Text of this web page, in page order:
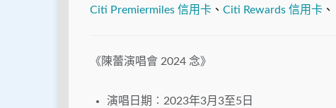
Citi Premiermiles 信用卡 、 Citi Rewards 信用卡 、
《陳蕾演唱會 2024 念》
演唱日期︰2023年3月3至5日